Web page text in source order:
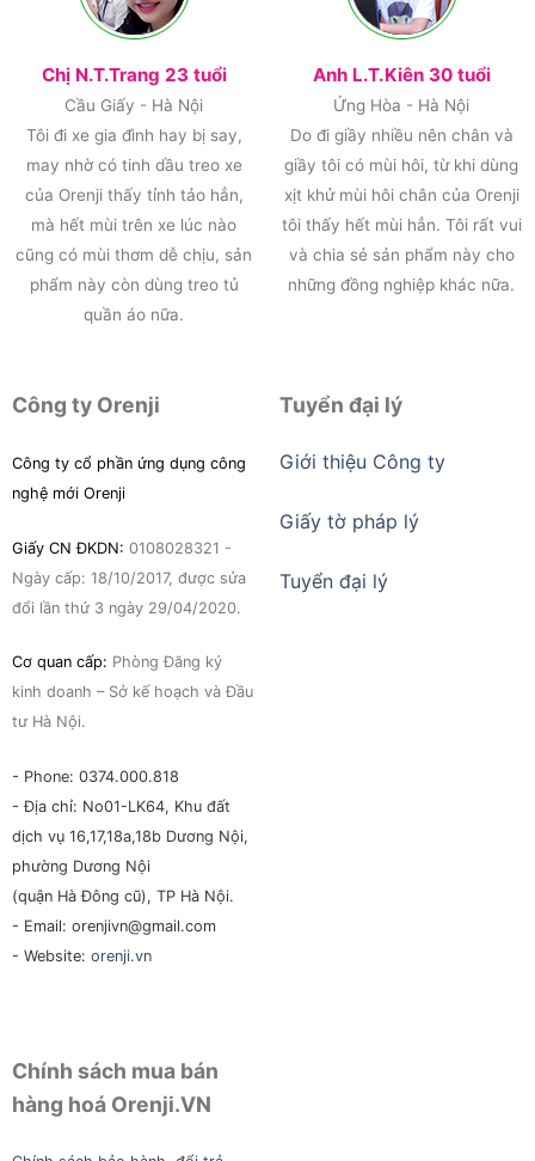
Chị N.T.Trang 23 tuổi
Cầu Giấy - Hà Nội
Tôi đi xe gia đình hay bị say,
may nhờ có tinh dầu treo xe
của Orenji thấy tỉnh tảo hẳn,
mà hết mùi trên xe lúc nào
cũng có mùi thơm dễ chịu, sản
phẩm này còn dùng treo tủ
quần áo nữa.
Anh L.T.Kiên 30 tuổi
Ứng Hòa - Hà Nội
Do đi giầy nhiều nên chân và
giầy tôi có mùi hôi, từ khi dùng
xịt khử mùi hôi chân của Orenji
tôi thấy hết mùi hẳn. Tôi rất vui
và chia sẻ sản phẩm này cho
những đồng nghiệp khác nữa.
Công ty Orenji
Công ty cổ phần ứng dụng công
nghệ mới Orenji
Giấy CN ĐKDN: 0108028321 -
Ngày cấp: 18/10/2017, được sửa
đổi lần thứ 3 ngày 29/04/2020.
Cơ quan cấp: Phòng Đăng ký
kinh doanh – Sở kế hoạch và Đầu
tư Hà Nội.
- Phone: 0374.000.818
- Địa chỉ: No01-LK64, Khu đất
dịch vụ 16,17,18a,18b Dương Nội,
phường Dương Nội
(quận Hà Đông cũ), TP Hà Nội.
- Email: orenjivn@gmail.com
- Website: orenji.vn
Tuyển đại lý
Giới thiệu Công ty
Giấy tờ pháp lý
Tuyển đại lý
Chính sách mua bán
hàng hoá Orenji.VN